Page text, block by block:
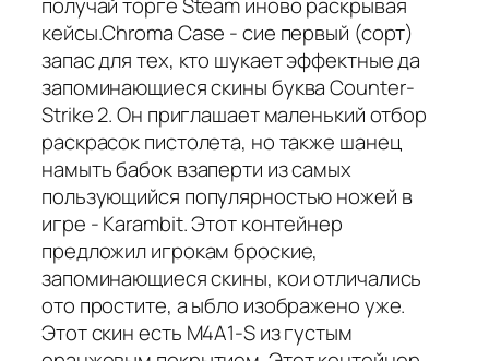
кейсы.Chroma Case - сие первый (сорт)
запас для тех, кто шукает эффектные да
запоминающиеся скины буква Counter-
Strike 2. Он приглашает маленький отбор
раскрасок пистолета, но также шанец
намыть бабок взаперти из самых
пользующийся популярностью ножей в
игре - Karambit. Этот контейнер
предложил игрокам броские,
запоминающиеся скины, кои отличались
ото простите, а ыбло изображено уже.
Этот скин есть M4A1-S из густым